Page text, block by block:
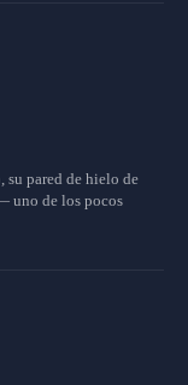
su pared de hielo de
uno de los pocos